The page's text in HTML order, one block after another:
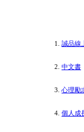
誠品線
中文書
心理勵
個人成